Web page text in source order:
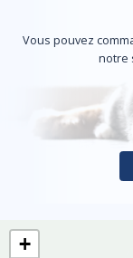
Vous pouvez
notre
+